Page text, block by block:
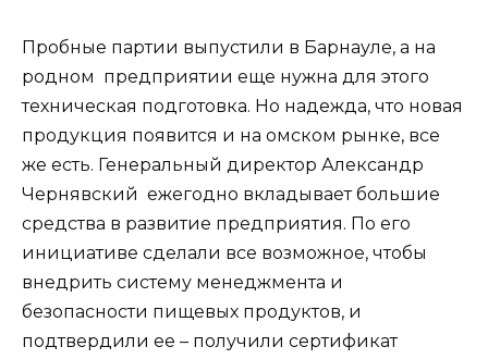
Пробные партии выпустили в Барнауле, а на
родном предприятии еще нужна для этого
техническая подготовка. Но надежда, что новая
продукция появится и на омском рынке, все
же есть. Генеральный директор Александр
Чернявский ежегодно вкладывает большие
средства в развитие предприятия. По его
инициативе сделали все возможное, чтобы
внедрить систему менеджмента и
безопасности пищевых продуктов, и
подтвердили ее – получили сертификат